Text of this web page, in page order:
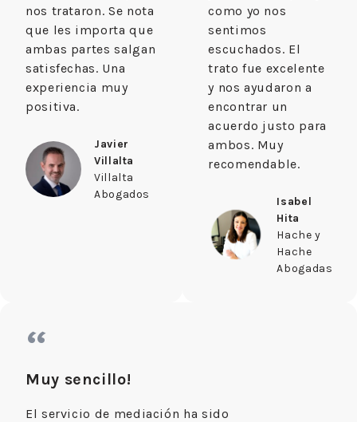
nos trataron. Se nota
que les importa que
ambas partes salgan
satisfechas. Una
experiencia muy
positiva.
Javier
Villalta
Villalta
Abogados
como yo nos
sentimos
escuchados. El
trato fue excelente
y nos ayudaron a
encontrar un
acuerdo justo para
ambos. Muy
recomendable.
Isabel
Hita
Hache y
Hache
Abogadas
“
Muy sencillo!
El servicio de mediación ha sido